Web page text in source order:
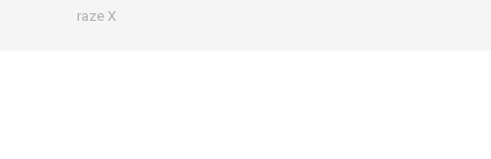
raze X